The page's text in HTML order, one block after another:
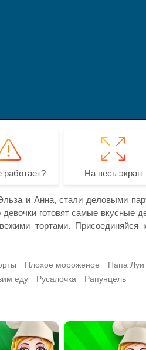
работает? На весь экран
и Анна, стали деловыми
готовят самые вкусные
тортами.
Плохое мороженое Папа Луи
еду Русалочка Рапунцель